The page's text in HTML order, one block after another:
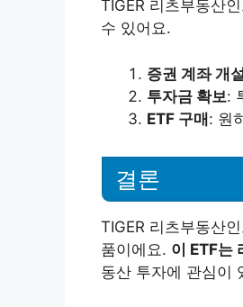
TIGER 리츠부동산
수 있어요.
증권 계좌 개설
투자금 확보:
ETF 구매: 원
결론
TIGER 리츠부동산
품이에요. 이 ETF는
동산 투자에 관심이